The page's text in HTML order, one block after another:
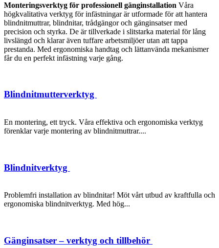
Monteringsverktyg för professionell gänginstallation Våra
högkvalitativa verktyg för infästningar är utformade för att hantera
blindnitmuttrar, blindnitar, trådgängor och gänginsatser med
precision och styrka. De är tillverkade i slitstarka material för lång
livslängd och klarar även tuffare arbetsmiljöer utan att tappa
prestanda. Med ergonomiska handtag och lättanvända mekanismer
får du en perfekt infästning varje gång.
Blindnitmutterverktyg
En montering, ett tryck. Våra effektiva och ergonomiska verktyg
förenklar varje montering av blindnitmuttrar....
Blindnitverktyg
Problemfri installation av blindnitar! Möt vårt utbud av kraftfulla och
ergonomiska blindnitverktyg. Med hög...
Gänginsatser – verktyg och tillbehör